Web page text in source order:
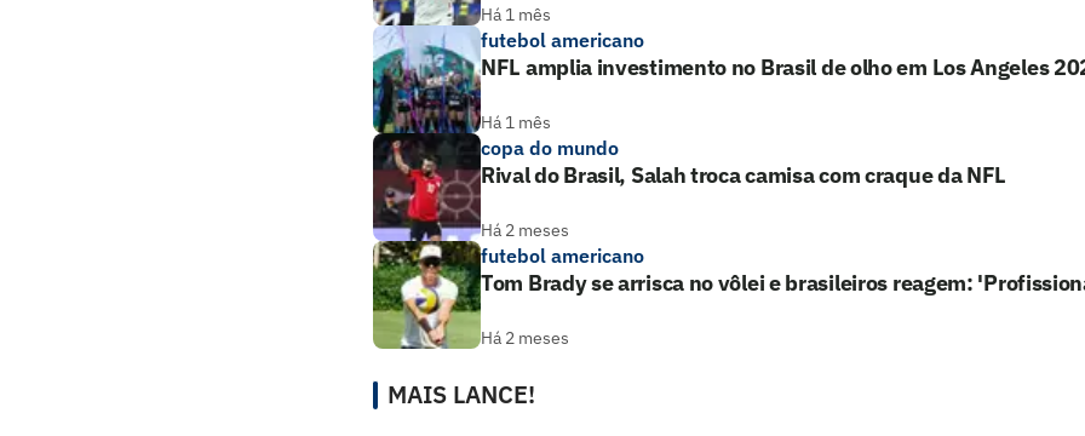
Há 1 mês
futebol americano
NFL amplia investimento no Brasil de olho em Los Angeles
Há 1 mês
copa do mundo
Rival do Brasil, Salah troca camisa com craque da NFL
Há 2 meses
futebol americano
Tom Brady se arrisca no vôlei e brasileiros reagem:
Há 2 meses
MAIS LANCE!